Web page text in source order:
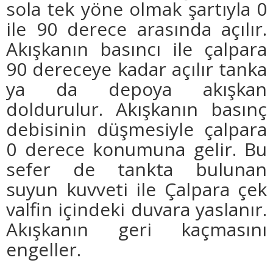
sola tek yöne olmak şartıyla 0
ile 90 derece arasında açılır.
Akışkanın basıncı ile çalpara
90 dereceye kadar açılır tanka
ya da depoya akışkan
doldurulur. Akışkanın basınç
debisinin düşmesiyle çalpara
0 derece konumuna gelir. Bu
sefer de tankta bulunan
suyun kuvveti ile Çalpara çek
valfin içindeki duvara yaslanır.
Akışkanın geri kaçmasını
engeller.